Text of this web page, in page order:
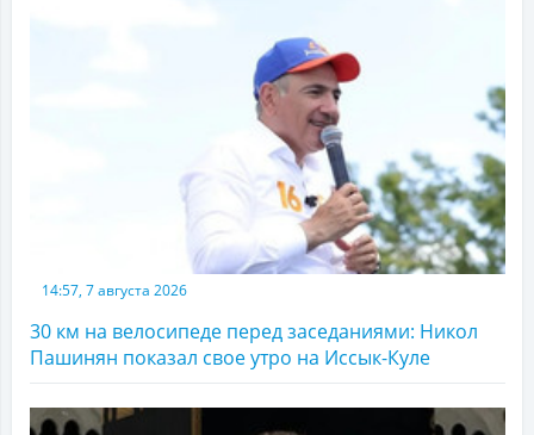
14:57, 7 августа 2026
30 км на велосипеде перед заседаниями: Никол
Пашинян показал свое утро на Иссык-Куле